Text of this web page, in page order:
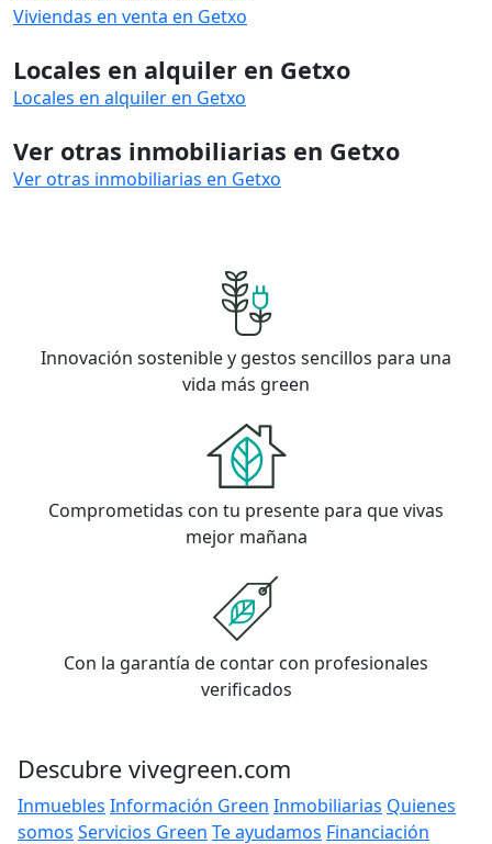
Viviendas en venta en Getxo
Locales en alquiler en Getxo
Locales en alquiler en Getxo
Ver otras inmobiliarias en Getxo
Ver otras inmobiliarias en Getxo
Innovación sostenible y gestos sencillos para una
vida más green
Comprometidas con tu presente para que vivas
mejor mañana
Con la garantía de contar con profesionales
verificados
Descubre vivegreen.com
Inmuebles Información Green Inmobiliarias Quienes
somos Servicios Green Te ayudamos Financiación